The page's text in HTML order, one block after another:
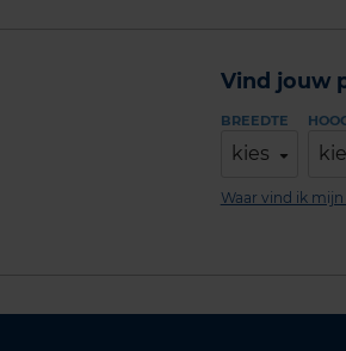
Vind jouw
BREEDTE
kies
Waar vind ik